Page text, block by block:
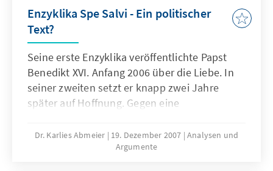
Enzyklika Spe Salvi - Ein politischer
Text?
Seine erste Enzyklika veröffentlichte Papst
Benedikt XVI. Anfang 2006 über die Liebe. In
seiner zweiten setzt er knapp zwei Jahre
später auf Hoffnung. Gegen eine
Hoffnung die Menschen, sich aktiv an der
Gestaltung der Gesellschaft zu beteiligen.
Dr. Karlies Abmeier 19. Dezember 2007 Analysen und
Argumente